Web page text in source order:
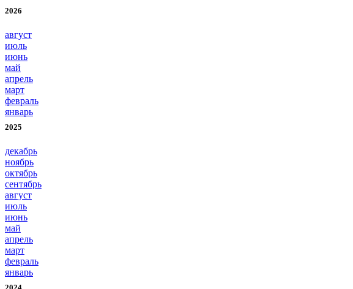
2026
август
июль
июнь
май
апрель
март
февраль
январь
2025
декабрь
ноябрь
октябрь
сентябрь
август
июль
июнь
май
апрель
март
февраль
январь